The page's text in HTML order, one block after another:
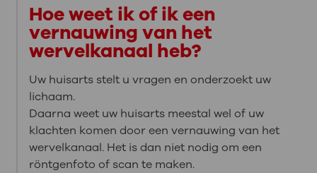
Hoe weet ik of ik een
vernauwing van het
wervelkanaal heb?
Uw huisarts stelt u vragen en onderzoekt uw
lichaam.
Daarna weet uw huisarts meestal wel of uw
klachten komen door een vernauwing van het
wervelkanaal. Het is dan niet nodig om een
röntgenfoto of scan te maken.